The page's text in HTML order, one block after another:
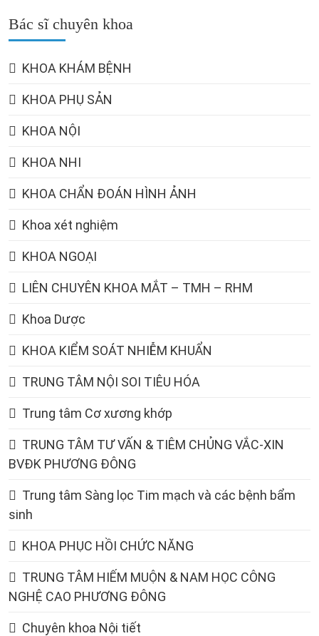
Bác sĩ chuyên khoa
KHOA KHÁM BỆNH
KHOA PHỤ SẢN
KHOA NỘI
KHOA NHI
KHOA CHẨN ĐOÁN HÌNH ẢNH
Khoa xét nghiệm
KHOA NGOẠI
LIÊN CHUYÊN KHOA MẮT – TMH – RHM
Khoa Dược
KHOA KIỂM SOÁT NHIỄM KHUẨN
TRUNG TÂM NỘI SOI TIÊU HÓA
Trung tâm Cơ xương khớp
TRUNG TÂM TƯ VẤN & TIÊM CHỦNG VẮC-XIN
BVĐK PHƯƠNG ĐÔNG
Trung tâm Sàng lọc Tim mạch và các bệnh bẩm
sinh
KHOA PHỤC HỒI CHỨC NĂNG
TRUNG TÂM HIẾM MUỘN & NAM HỌC CÔNG
NGHỆ CAO PHƯƠNG ĐÔNG
Chuyên khoa Nội tiết